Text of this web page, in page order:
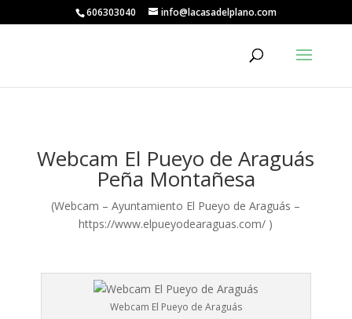
606303040 info@lacasadelplano.com
Webcam El Pueyo de Araguás
Peña Montañesa
(Webcam – Ayuntamiento El Pueyo de Araguás –
https://www.elpueyodearaguas.com/ )
Webcam El Pueyo de Araguás